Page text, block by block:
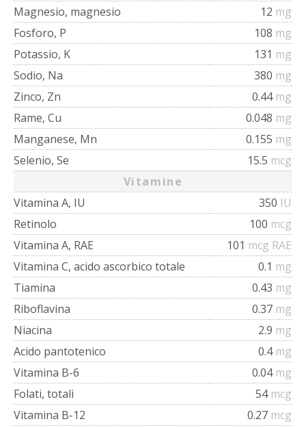
Magnesio, magnesio
12 mg
Fosforo, P
108 mg
Potassio, K
131 mg
Sodio, Na
380 mg
Zinco, Zn
0.44 mg
Rame, Cu
0.048 mg
Manganese, Mn
0.155 mg
Selenio, Se
15.5 mcg
Vitamine
Vitamina A, IU
350 IU
Retinolo
100 mcg
Vitamina A, RAE
101 mcg RAE
Vitamina C, acido ascorbico totale
0.1 mg
Tiamina
0.43 mg
Riboflavina
0.37 mg
Niacina
2.9 mg
Acido pantotenico
0.4 mg
Vitamina B-6
0.04 mg
Folati, totali
54 mcg
Vitamina B-12
0.27 mcg